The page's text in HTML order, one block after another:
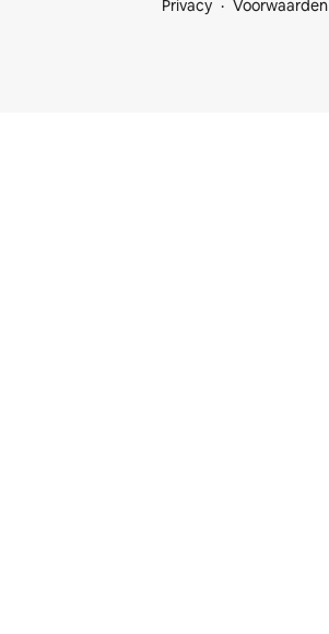
Privacy Voorwaarden